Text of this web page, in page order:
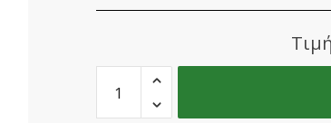
Διακοσμητικά
Κορδόνια